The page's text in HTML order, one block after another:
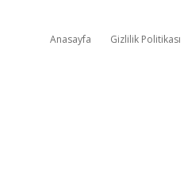
Anasayfa Gizlilik Politikası